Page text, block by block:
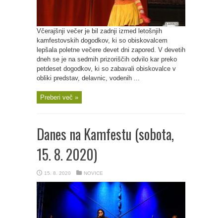
Včerajšnji večer je bil zadnji izmed letošnjih
kamfestovskih dogodkov, ki so obiskovalcem
lepšala poletne večere devet dni zapored. V devetih
dneh se je na sedmih prizoriščih odvilo kar preko
petdeset dogodkov, ki so zabavali obiskovalce v
obliki predstav, delavnic, vodenih ...
Preberi več »
Danes na Kamfestu (sobota,
15. 8. 2020)
15. 8. 2020 NOVICE